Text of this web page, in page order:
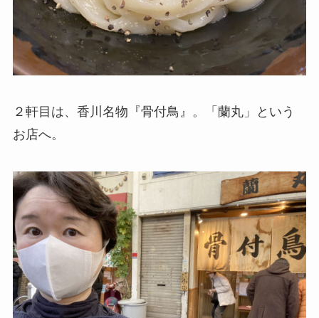
２軒目は、香川名物『骨付鳥』。「蘭丸」という
お店へ。